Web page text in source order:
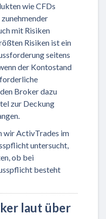
wie CFDs
mit Risiken
Risiken ist ein
seitens
der Kontostand
Broker dazu
zur Deckung
wir ActivTrades im
untersucht,
ob bei
besteht
laut über